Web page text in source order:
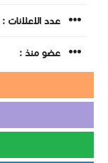
عدد الاعلانات :
عضو منذ :